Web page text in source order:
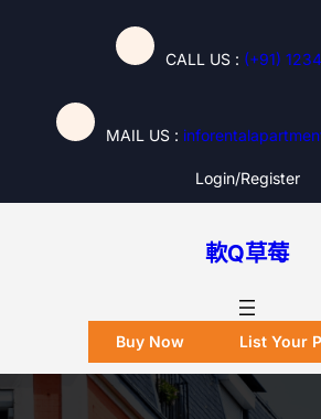
CALL US : (+91)
MAIL US :
Login/register
軟Q草莓
Buy Now List Your